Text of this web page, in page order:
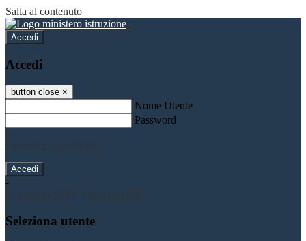
Salta al contenuto
Accedi
Accedi
button close ×
Nome Utente
Password
Password dimenticata?
-
Entra con SPID
Entra con CIE
Seleziona utente